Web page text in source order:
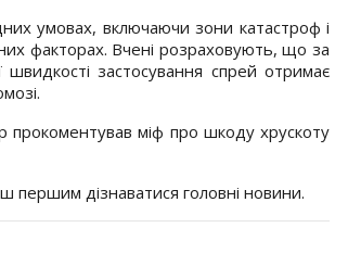
умовах, включаючи зони катастроф і
факторах. Вчені розраховують, що за
швидкості застосування спрей отримає
прокоментував міф про шкоду хрускоту
першим дізнаватися головні новини.